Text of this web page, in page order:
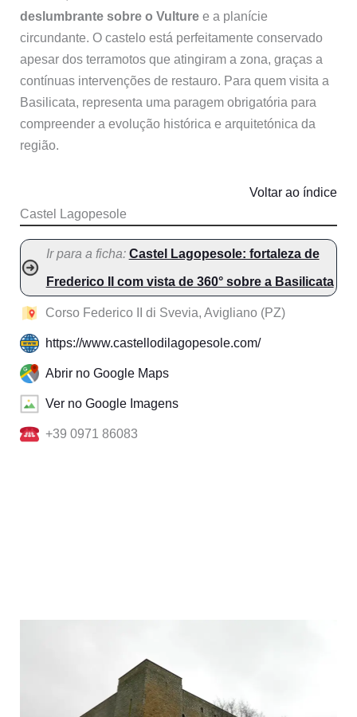
deslumbrante sobre o Vulturee a planície
circundante. O castelo está perfeitamente conservado
apesar dos terramotos que atingiram a zona, graças a
contínuas intervenções de restauro. Para quem visita a
Basilicata, representa uma paragem obrigatória para
compreender a evolução histórica e arquitetónica da
região.
Castel Lagopesole
Voltar ao índice
Ir para a ficha: Castel Lagopesole: fortaleza de
Frederico II com vista de 360° sobre a Basilicata
Corso Federico II di Svevia, Avigliano (PZ)
https://www.castellodilagopesole.com/
Abrir no Google Maps
Ver no Google Imagens
+39 0971 86083